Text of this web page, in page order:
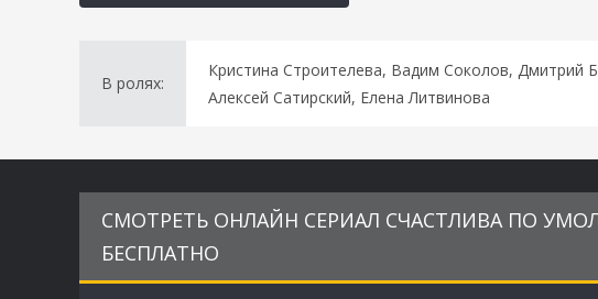
В ролях:
Кристина Строителева, Вадим Соколов,
Алексей Сатирский, Елена Литвинова
СМОТРЕТЬ ОНЛАЙН СЕРИАЛ СЧАСТЛИВА ПО
БЕСПЛАТНО